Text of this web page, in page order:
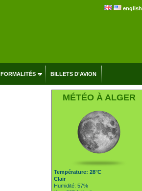
english
FORMALITÉS BILLETS D'AVION
MÉTÉO À ALGER
Température: 28°C
Clair
Humidité: 57%